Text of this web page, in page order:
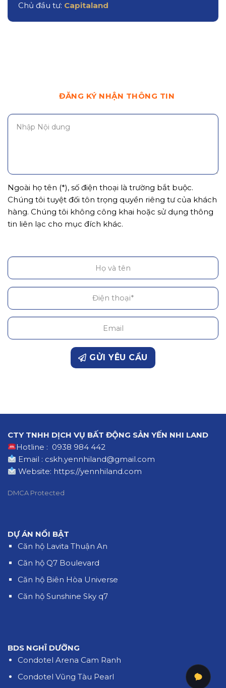
Chủ đầu tư: Capitaland
ĐĂNG KÝ NHẬN THÔNG TIN
Ngoài họ tên (*), số điện thoại là trường bắt buộc.
Chúng tôi tuyệt đối tôn trọng quyền riêng tư của khách
hàng. Chúng tôi không công khai hoặc sử dụng thông
tin liên lạc cho mục đích khác.
GỬI YÊU CẦU
CTY TNHH DỊCH VỤ BẤT ĐỘNG SẢN YẾN NHI LAND
Hotline : 0938 984 442
Email : cskh.yennhiland@gmail.com
Website: https://yennhiland.com
DMCA Protected
DỰ ÁN NỔI BẬT
Căn hộ Lavita Thuận An
Căn hộ Q7 Boulevard
Căn hộ Biên Hòa Universe
Căn hộ Sunshine Sky q7
BDS NGHĨ DƯỠNG
Condotel Arena Cam Ranh
Condotel Vũng Tàu Pearl